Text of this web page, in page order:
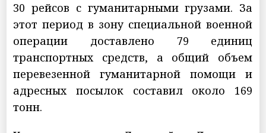
30 рейсов с гуманитарными грузами. За
этот период в зону специальной военной
операции доставлено 79 единиц
транспортных средств, а общий объем
перевезенной гуманитарной помощи и
адресных посылок составил около 169
тонн.